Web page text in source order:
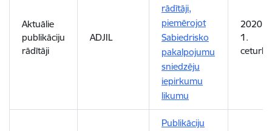
Aktuālie
publikāciju
rādītāji
ADJIL
rādītāji,
piemērojot
Sabiedrisko
pakalpojumu
sniedzēju
iepirkumu
likumu
2020.
1.
Publikāciju